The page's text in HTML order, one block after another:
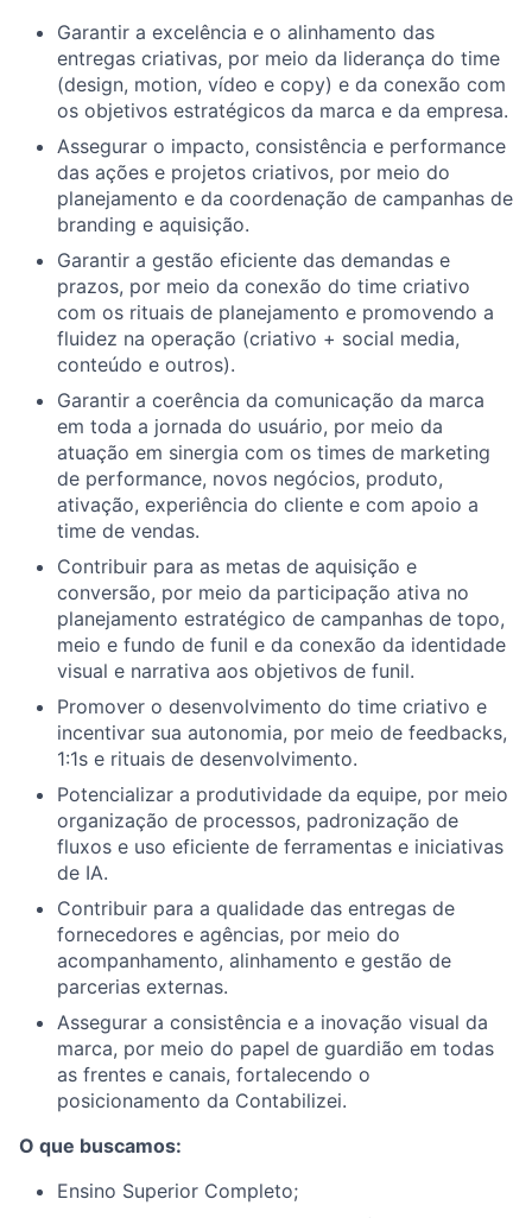
Garantir a excelência e o alinhamento das
entregas criativas, por meio da liderança do time
(design, motion, vídeo e copy) e da conexão com
os objetivos estratégicos da marca e da empresa.
Assegurar o impacto, consistência e performance
das ações e projetos criativos, por meio do
planejamento e da coordenação de campanhas de
branding e aquisição.
Garantir a gestão eficiente das demandas e
prazos, por meio da conexão do time criativo
com os rituais de planejamento e promovendo a
fluidez na operação (criativo + social media,
conteúdo e outros).
Garantir a coerência da comunicação da marca
em toda a jornada do usuário, por meio da
atuação em sinergia com os times de marketing
de performance, novos negócios, produto,
ativação, experiência do cliente e com apoio a
time de vendas.
Contribuir para as metas de aquisição e
conversão, por meio da participação ativa no
planejamento estratégico de campanhas de topo,
meio e fundo de funil e da conexão da identidade
visual e narrativa aos objetivos de funil.
Promover o desenvolvimento do time criativo e
incentivar sua autonomia, por meio de feedbacks,
1:1s e rituais de desenvolvimento.
Potencializar a produtividade da equipe, por meio
organização de processos, padronização de
fluxos e uso eficiente de ferramentas e iniciativas
de IA.
Contribuir para a qualidade das entregas de
fornecedores e agências, por meio do
acompanhamento, alinhamento e gestão de
parcerias externas.
Assegurar a consistência e a inovação visual da
marca, por meio do papel de guardião em todas
as frentes e canais, fortalecendo o
posicionamento da Contabilizei.
O que buscamos:
Ensino Superior Completo;